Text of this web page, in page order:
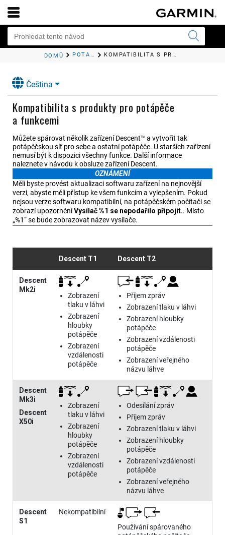
DOMŮ POTÁPĚNÍ KOMPATIBILITA S PRODUKTY PRO POTÁPĚČE A FUNKCEMI
Čeština
Kompatibilita s produkty pro potápěče
a funkcemi
Můžete spárovat několik zařízení Descent™ a vytvořit tak
potápěčskou síť pro sebe a ostatní potápěče. U starších zařízení
nemusí být k dispozici všechny funkce. Další informace
naleznete v návodu k obsluze zařízení Descent.
OZNÁMENÍ
Měli byste provést aktualizaci softwaru zařízení na nejnovější
verzi, abyste měli přístup ke všem funkcím a vylepšením. Pokud
nejsou verze softwaru kompatibilní, na potápěčském počítači se
zobrazí upozorněníVysílač %1 se nepodařilo připojit.. Místo
„%1“ se bude zobrazovat název vysílače.
Descent T1 Descent T2
Descent
Mk2i
Zobrazení
tlaku v láhvi
Zobrazení
hloubky
potápěče
Zobrazení
vzdálenosti
potápěče
Příjem zpráv
Zobrazení tlaku v láhvi
Zobrazení hloubky
potápěče
Zobrazení vzdálenosti
potápěče
Zobrazení veřejného
názvu láhve
Descent
Mk3i
Descent
X50i
Zobrazení
tlaku v láhvi
Zobrazení
hloubky
potápěče
Zobrazení
vzdálenosti
potápěče
Odesílání zpráv
Příjem zpráv
Zobrazení tlaku v láhvi
Zobrazení hloubky
potápěče
Zobrazení vzdálenosti
potápěče
Zobrazení veřejného
názvu láhve
Descent
S1
Nekompatibilní
Používání spárovaného